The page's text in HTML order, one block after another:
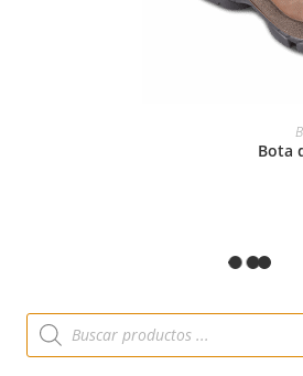
Bota